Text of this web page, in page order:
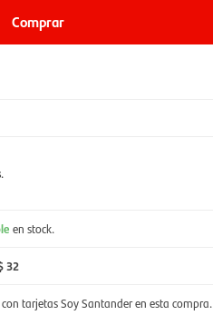
Comprar
.
en stock.
32
con tarjetas Soy Santander en esta compra.